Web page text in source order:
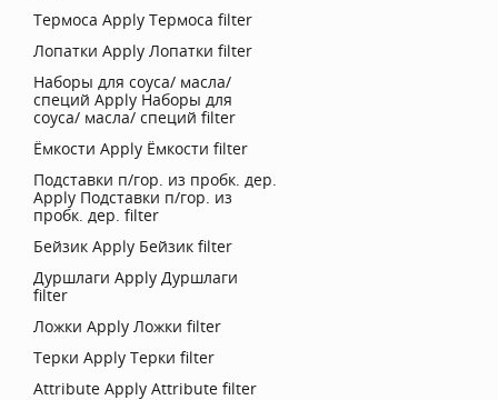
Термоса Apply Термоса filter
Лопатки Apply Лопатки filter
Наборы для соуса/ масла/
специй Apply Наборы для
соуса/ масла/ специй filter
Ёмкости Apply Ёмкости filter
Подставки п/гор. из пробк. дер.
Apply Подставки п/гор. из
пробк. дер. filter
Бейзик Apply Бейзик filter
Дуршлаги Apply Дуршлаги
filter
Ложки Apply Ложки filter
Терки Apply Терки filter
Attribute Apply Attribute filter